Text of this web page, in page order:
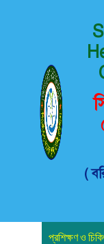
(
প্রশিক্ষণ ও